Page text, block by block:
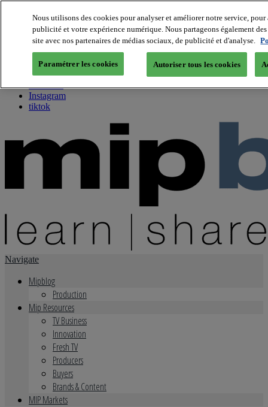
About us
Twitter
Facebook
Youtube
Instagram
tiktok
Navigate
Mipblog
Production
Mip Resources
TV Business
Innovation
Fresh TV
Producers
Buyers
Brands & Content
MIP Markets
Nous utilisons des cookies pour analyser et améliorer notre service,
publicité et votre expérience numérique. Nous partageons également
site avec nos partenaires de médias sociaux, de publicité et d'analyse.
Paramétrer les cookies Autoriser tous les cookies